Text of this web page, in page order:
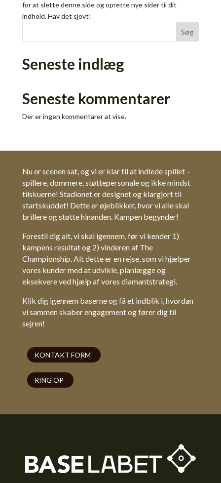
for at slette denne side og oprette nye sider til dit
indhold. Hav det sjovt!
Søg
Seneste indlæg
Seneste kommentarer
Der er ingen kommentarer at vise.
Nu er scenen sat, og vi er klar til at indlede spillet –
spillere, dommere, støttepersonale og ikke mindst
tilskuerne! Stadionet er designet og klargjort til
startskuddet! Dette er øjeblikket, hvor vi alle skal
brillere og støtte hinanden. Kampen begynder!
Forestil dig alt, vi skal igennem, før vi kender 1)
kampens resultat og 2) vinderen af The
Championship. Alt dette er en rejse, som vi hjælper
vores kunder med at udvikle, planlægge og
eksekvere ved hjælp af vores diamantstrategi.
Klik dig igennem baserne og få et indblik i, hvordan
vi sammen skaber engagement og fører dig til
sejren!
KONTAKT FORM
RING OP